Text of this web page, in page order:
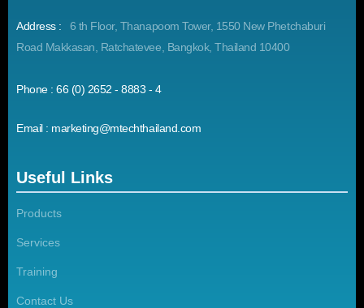
Address :
6 th Floor, Thanapoom Tower, 1550 New Phetchaburi
Road Makkasan, Ratchatevee, Bangkok, Thailand 10400
Phone : 66 (0) 2652 - 8883 - 4
Email : marketing@mtechthailand.com
Useful Links
Products
Services
Training
Contact Us